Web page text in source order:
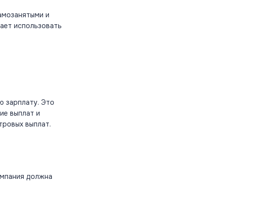
и
использовать
зарплату. Это
выплат и
выплат.
должна